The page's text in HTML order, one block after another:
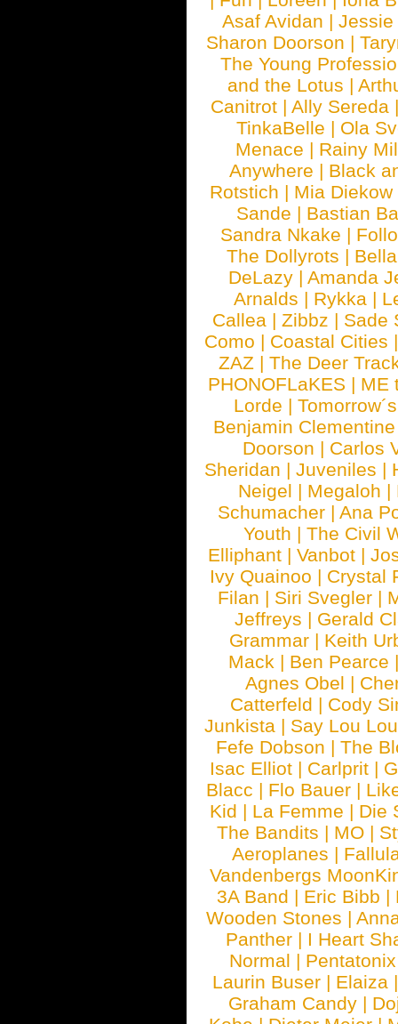
Asaf Avidan |Jessie
Sharon Doorson |
The Young
and the Lotus |
Canitrot |Ally Sereda
TinkaBelle | Ola
Menace | Rainy
Anywhere | Black
Rotstich | Mia Diekow
Sande | Bastian
Sandra Nkake |
The Dollyrots |
DeLazy | Amanda
Arnalds | Rykka |
Callea | Zibbz | Sade
Como | Coastal Cities
ZAZ |The Deer
PHONOFLaKES | ME
Lorde |
Benjamin Clementine
Doorson | Carlos
Sheridan |Juveniles |
Neigel | Megaloh |
Schumacher |Ana
Youth | The Civil
Elliphant | Vanbot |
Ivy Quainoo | Crystal
Filan | Siri Svegler |
Jeffreys | Gerald
Grammar | Keith
Mack | Ben Pearce
Agnes Obel |
Catterfeld | Cody
Junkista | Say Lou Lou
Fefe Dobson | The
Isac Elliot | Carlprit |
Blacc | Flo Bauer |
Kid | La Femme | Die
The Bandits | MO |
Aeroplanes |
Vandenbergs
3A Band | Eric Bibb |
Wooden Stones |
Panther | I Heart
Normal | Pentatonix
Laurin Buser | Elaiza
Graham Candy |